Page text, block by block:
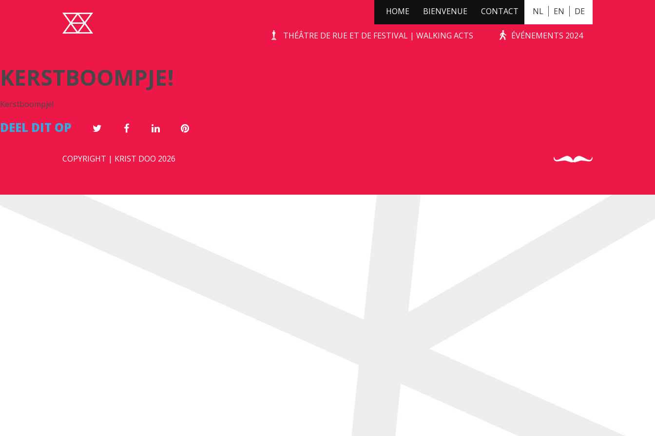
NL EN DE
HOME BIENVENUE CONTACT
THÉÂTRE DE RUE ET DE FESTIVAL | WALKING ACTS ÉVÉNEMENTS 2024
KERSTBOOMPJE!
KERSTBOOMPJE!
Kerstboompje!
DEEL DIT OP
COPYRIGHT | KRIST DOO 2026